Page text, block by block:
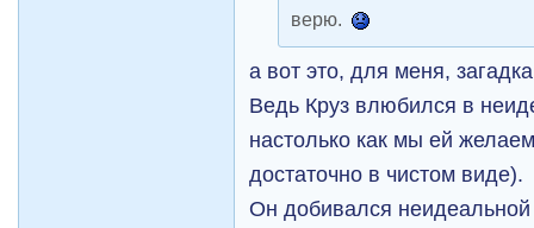
верю.
а вот это, для меня,
Ведь Круз влюбился в
настолько как мы ей
достаточно в чистом виде).
Он добивался